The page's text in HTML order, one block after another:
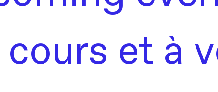
et à